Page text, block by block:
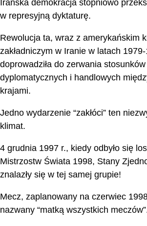
Irańska demokracja stopniowo
w represyjną dyktaturę.
Rewolucja ta, wraz z amerykańskim
zakładniczym w Iranie w latach
doprowadziła do zerwania stosunków
dyplomatycznych i handlowych
krajami.
Jedno wydarzenie “zakłóci” ten
klimat.
4 grudnia 1997 r., kiedy odbyło się
Mistrzostw Świata 1998, Stany
znalazły się w tej samej grupie!
Mecz, zaplanowany na czerwiec
nazwany “matką wszystkich